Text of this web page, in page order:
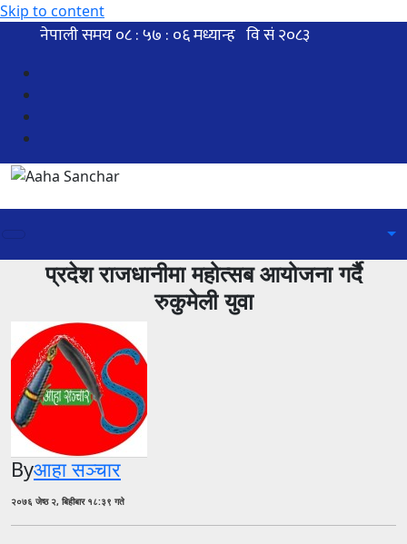
Skip to content
प्रदेश राजधानीमा महोत्सब आयोजना गर्दै
रुकुमेली युवा
Byआहा सञ्चार
२०७६ जेष्ठ २, बिहीबार १८:३९ गते